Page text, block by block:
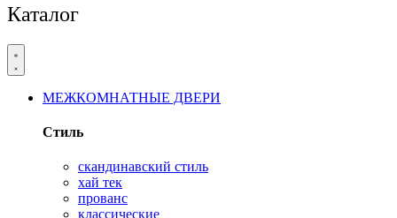
Каталог
МЕЖКОМНАТНЫЕ ДВЕРИ
Стиль
скандинавский стиль
хай тек
прованс
классические